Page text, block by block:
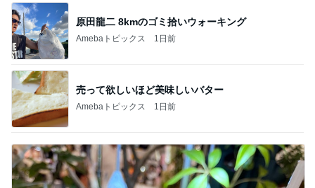
原田龍二 8kmのゴミ拾いウォーキング
Amebaトピックス 1日前
売って欲しいほど美味しいバター
Amebaトピックス 1日前